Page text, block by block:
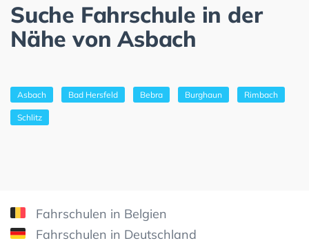
Suche Fahrschule in der
Nähe von Asbach
Asbach Bad Hersfeld Bebra Burghaun Rimbach
Schlitz
Fahrschulen in Belgien
Fahrschulen in Deutschland